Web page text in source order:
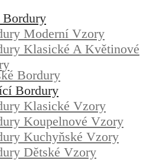
Moderní Vzory
Klasické A Květinové
Bordury
Bordury
Klasické Vzory
Koupelnové Vzory
Kuchyňské Vzory
Dětské Vzory